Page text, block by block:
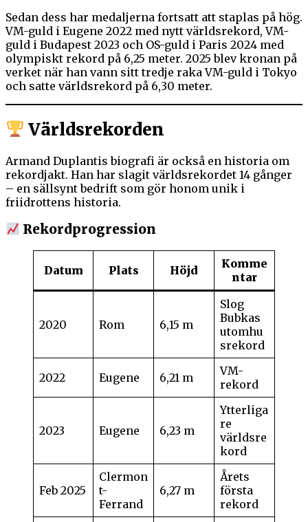
Sedan dess har medaljerna fortsatt att staplas på hög.
VM-guld i Eugene 2022 med nytt världsrekord, VM-
guld i Budapest 2023 och OS-guld i Paris 2024 med
olympiskt rekord på 6,25 meter. 2025 blev kronan på
verket när han vann sitt tredje raka VM-guld i Tokyo
och satte världsrekord på 6,30 meter.
Världsrekorden
Armand Duplantis biografi är också en historia om
rekordjakt. Han har slagit världsrekordet 14 gånger
– en sällsynt bedrift som gör honom unik i
friidrottens historia.
Rekordprogression
Datum Plats Höjd
Komme
ntar
2020 Rom 6,15 m
Slog
Bubkas
utomhu
srekord
2022 Eugene 6,21 m
VM-
rekord
2023 Eugene 6,23 m
Ytterliga
re
världsre
kord
Feb 2025
Clermon
t-
Ferrand
6,27 m
Årets
första
rekord